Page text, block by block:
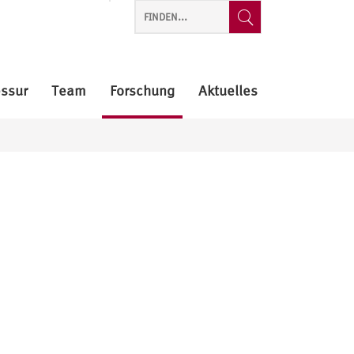
Team Forschung Aktuelles